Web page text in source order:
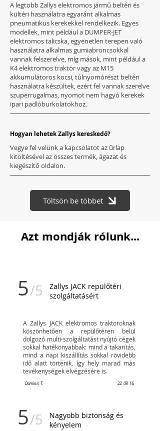
A legtöbb Zallys elektromos jármű beltéri és
kültéri használatra egyaránt alkalmas
pneumatikus kerekekkel rendelkezik. Egyes
modellek, mint például a DUMPER-JET
elektromos talicska, egyenetlen terepen való
használatra alkalmas gumiabroncsokkal
vannak felszerelve, míg mások, mint például a
K4 elektromos traktor vagy az M15
akkumulátoros kocsi, túlnyomórészt beltéri
használatra készültek, ezért fel vannak szerelve
szuperrugalmas, nyomot nem hagyó kerekek
ipari padlóburkolatokhoz.
Hogyan lehetek Zallys kereskedő?
Vegye fel velünk a kapcsolatot az űrlap
kitöltésével az összes termék, ágazat és
kiegészítő oldalon.
Töltsön be többet
Azt mondják rólunk...
Zallys JACK repülőtéri
szolgáltatásért
/5
5
A Zallys JACK elektromos traktoroknak
köszönhetően a repülőtéren belül
dolgozó multi-szolgáltatást nyújtó cégek
sokkal hatékonyabbak: mind a takarítás,
mind a napi kiszállítás sokkal rövidebb
idő alatt történik, így hely marad más
tevékenységek elvégzésére is.
Dominic T. 22. 09. 16.
Nagyobb biztonság és
kényelem
/5
5